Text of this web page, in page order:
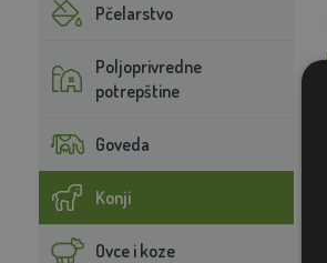
Pčelarstvo
Poljoprivredne
potrepštine
Goveda
Konji
Ovce i koze